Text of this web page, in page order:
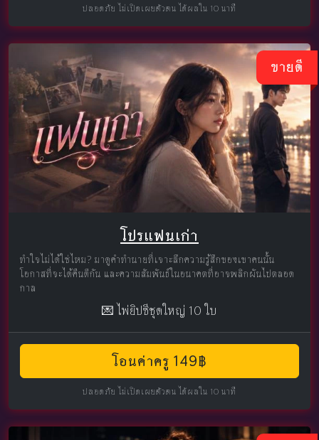
ปลอดภัย ไม่เปิดเผยตัวตน ได้ผลใน 10 นาที
ขายดี
โปรแฟนเก่า
ทำใจไม่ได้ใช่ไหม? มาดูคำทำนายที่เจาะลึกความรู้สึกของเขาคนนั้น
โอกาสที่จะได้คืนดีกัน และความสัมพันธ์ในอนาคตที่อาจพลิกผันไปตลอด
กาล
💌 ไพ่ยิปซีชุดใหญ่ 10 ใบ
โอนค่าครู 149฿
ปลอดภัย ไม่เปิดเผยตัวตน ได้ผลใน 10 นาที